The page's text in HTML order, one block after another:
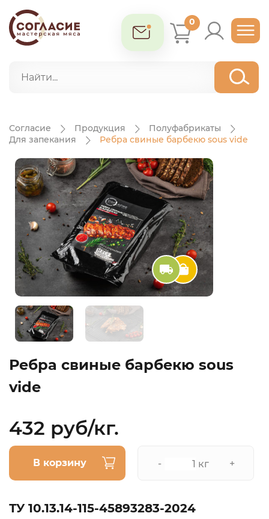
0
Согласие Продукция
Полуфабрикаты
Для запекания
Ребра свиные барбекю sous vide
Ребра свиные барбекю sous
vide
432 руб/кг.
В корзину - кг +
ТУ 10.13.14-115-45893283-2024